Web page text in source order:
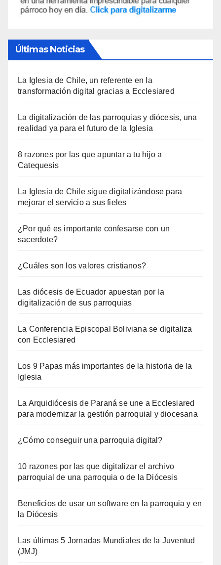
Últimas Noticias
La Iglesia de Chile, un referente en la
transformación digital gracias a Ecclesiared
La digitalización de las parroquias y diócesis, una
realidad ya para el futuro de la Iglesia
8 razones por las que apuntar a tu hijo a
Catequesis
La Iglesia de Chile sigue digitalizándose para
mejorar el servicio a sus fieles
¿Por qué es importante confesarse con un
sacerdote?
¿Cuáles son los valores cristianos?
Las diócesis de Ecuador apuestan por la
digitalización de sus parroquias
La Conferencia Episcopal Boliviana se digitaliza
con Ecclesiared
Los 9 Papas más importantes de la historia de la
Iglesia
La Arquidiócesis de Paraná se une a Ecclesiared
para modernizar la gestión parroquial y diocesana
¿Cómo conseguir una parroquia digital?
10 razones por las que digitalizar el archivo
parroquial de una parroquia o de la Diócesis
Beneficios de usar un software en la parroquia y en
la Diócesis
Las últimas 5 Jornadas Mundiales de la Juventud
(JMJ)